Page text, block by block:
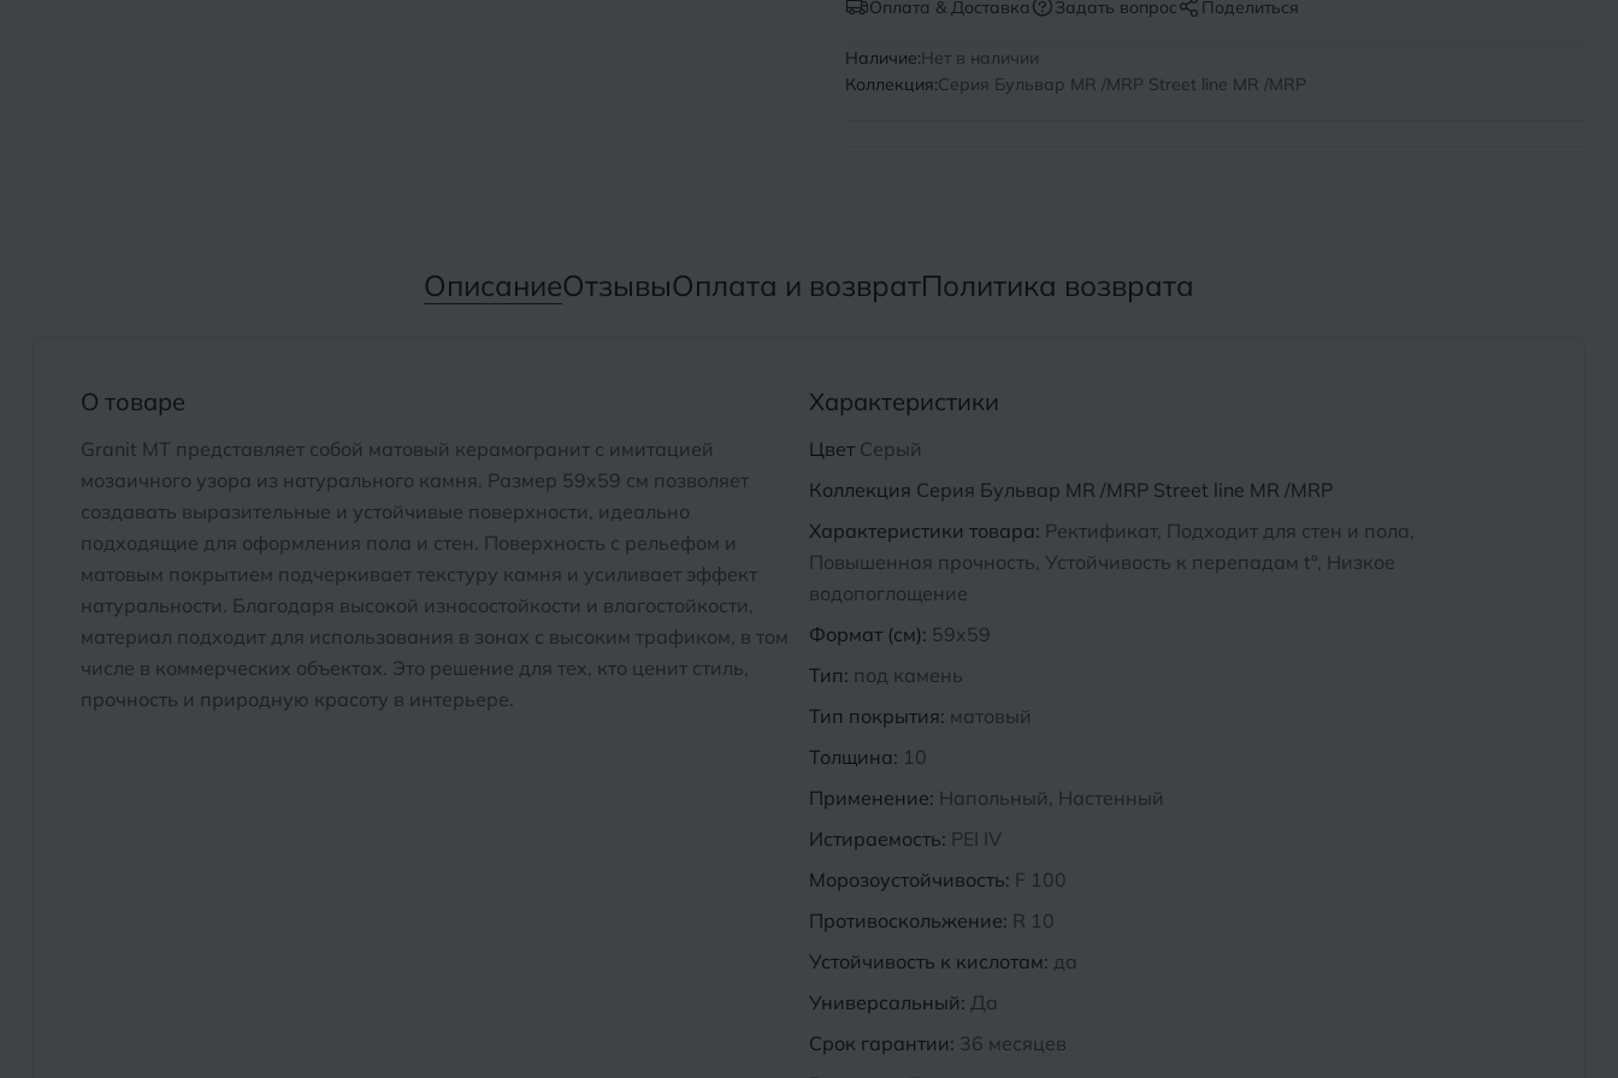
Оплата & Доставка
Задать вопрос Поделиться
Наличие:Нет в наличии
Коллекция:Серия Бульвар MR /MRP Street line MR /MRP
ОписаниеОтзывыОплата и возвратПолитика возврата
О товаре
Granit MT представляет собой матовый керамогранит с имитацией
мозаичного узора из натурального камня. Размер 59x59 см позволяет
создавать выразительные и устойчивые поверхности, идеально
подходящие для оформления пола и стен. Поверхность с рельефом и
матовым покрытием подчеркивает текстуру камня и усиливает эффект
натуральности. Благодаря высокой износостойкости и влагостойкости,
материал подходит для использования в зонах с высоким трафиком, в том
числе в коммерческих объектах. Это решение для тех, кто ценит стиль,
прочность и природную красоту в интерьере.
Характеристики
Цвет Серый
Коллекция Серия Бульвар MR /MRP Street line MR /MRP
Характеристики товара: Ректификат, Подходит для стен и пола,
Повышенная прочность, Устойчивость к перепадам t°, Низкое
водопоглощение
Формат (см): 59x59
Тип: под камень
Тип покрытия: матовый
Толщина: 10
Применение: Напольный, Настенный
Истираемость: PEI IV
Морозоустойчивость: F 100
Противоскольжение: R 10
Устойчивость к кислотам: да
Универсальный: Да
Срок гарантии: 36 месяцев
Боровичи
Брянск
Иваново
Казань
Кемерово
Симферополь
Сочи
Сыктывкар
Х